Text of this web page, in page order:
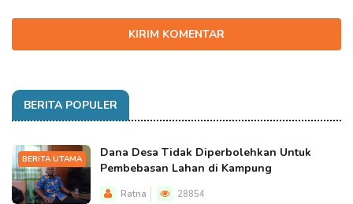
KIRIM KOMENTAR
BERITA POPULER
BERITA UTAMA
Dana Desa Tidak Diperbolehkan Untuk
Pembebasan Lahan di Kampung
Ratna 28854